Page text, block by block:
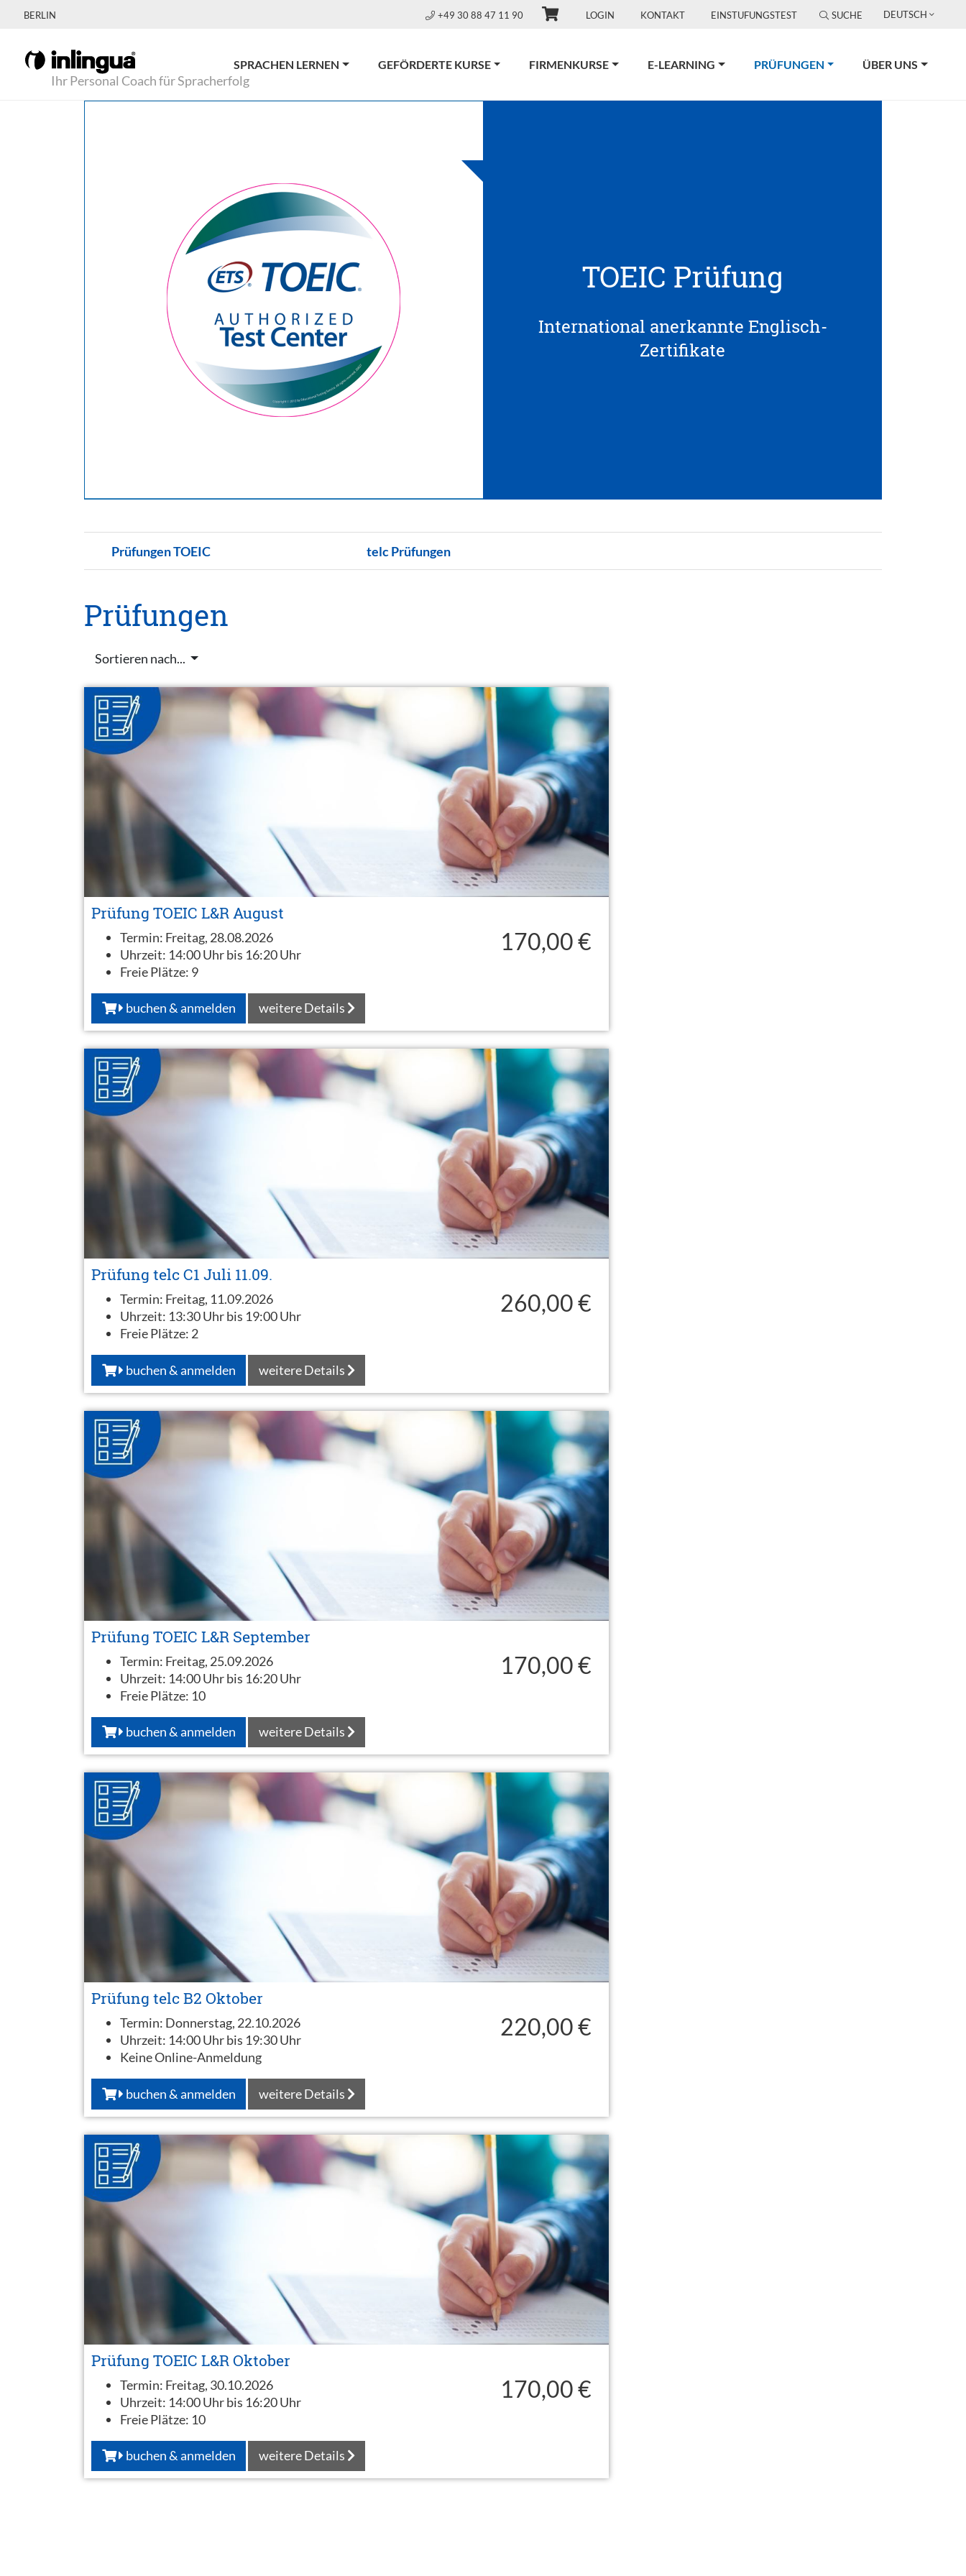
BERLIN +49 30 88 47 11 90 LOGIN KONTAKT EINSTUFUNGSTEST SUCHE DEUTSCH
Ihr Personal Coach für Spracherfolg
SPRACHEN LERNEN GEFÖRDERTE KURSE FIRMENKURSE E-LEARNING PRÜFUNGEN(CURRENT)ÜBER UNS
TOEIC Prüfung
International anerkannte Englisch-
Zertifikate
Prüfungen TOEIC telc Prüfungen
Prüfungen
Sortieren nach...
Prüfung TOEIC L&R August
Termin: Freitag, 28.08.2026
Uhrzeit: 14:00 Uhr bis 16:20 Uhr
Freie Plätze: 9
170,00 €
buchen & anmelden weitere Details
Prüfung telc C1 Juli 11.09.
Termin: Freitag, 11.09.2026
Uhrzeit: 13:30 Uhr bis 19:00 Uhr
Freie Plätze: 2
260,00 €
buchen & anmelden weitere Details
Prüfung TOEIC L&R September
Termin: Freitag, 25.09.2026
Uhrzeit: 14:00 Uhr bis 16:20 Uhr
Freie Plätze: 10
170,00 €
buchen & anmelden weitere Details
Prüfung telc B2 Oktober
Termin: Donnerstag, 22.10.2026
Uhrzeit: 14:00 Uhr bis 19:30 Uhr
Keine Online-Anmeldung
220,00 €
buchen & anmelden weitere Details
Prüfung TOEIC L&R Oktober
Termin: Freitag, 30.10.2026
Uhrzeit: 14:00 Uhr bis 16:20 Uhr
Freie Plätze: 10
170,00 €
buchen & anmelden weitere Details